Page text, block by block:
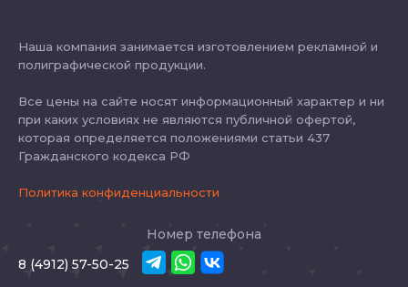
Наша компания занимается изготовлением рекламной и
полиграфической продукции.
Все цены на сайте носят информационный характер и ни
при каких условиях не являются публичной офертой,
которая определяется положениями статьи 437
Гражданского кодекса РФ
Политика конфиденциальности
Номер телефона
8 (4912) 57-50-25